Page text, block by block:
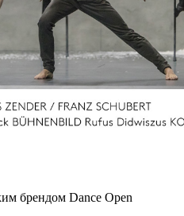
брендом Dance Open